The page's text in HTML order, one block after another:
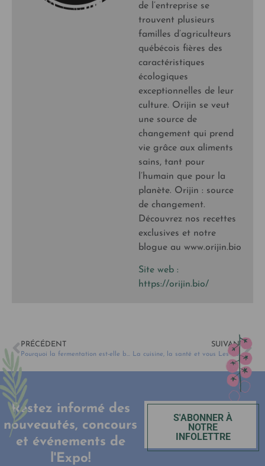
de l’entreprise se
trouvent plusieurs
familles d’agriculteurs
québécois fières des
caractéristiques
écologiques
exceptionnelles de leur
culture. Orijin se veut
une source de
changement qui prend
vie grâce aux aliments
sains, tant pour
l’humain que pour la
planète. Orijin : source
de changement.
Découvrez nos recettes
exclusives et notre
blogue au www.orijin.bio
Site web :
https://orijin.bio/
PRÉCÉDENT
Pourquoi la fermentation est-elle bonne pour nous?
SUIVANT
La cuisine, la santé et vous Les bonnes pratiques à adopter
Restez informé des
nouveautés, concours
et événements de
l'Expo!
S'ABONNER À
NOTRE
INFOLETTRE